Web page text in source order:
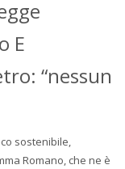
E
“nessun
sostenibile,
Romano, che ne è